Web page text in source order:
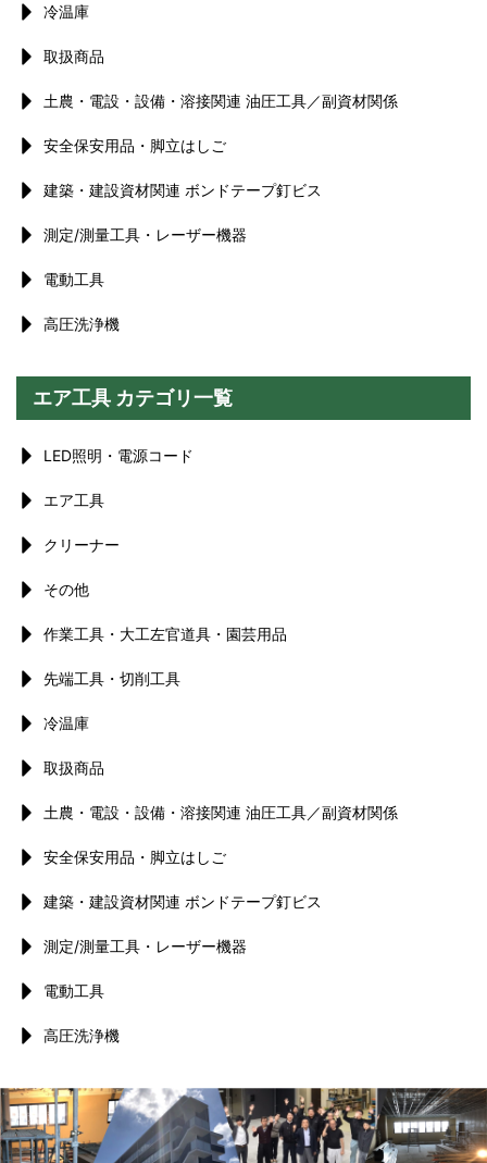
冷温庫
取扱商品
土農・電設・設備・溶接関連 油圧工具／副資材関係
安全保安用品・脚立はしご
建築・建設資材関連 ボンドテープ釘ビス
測定/測量工具・レーザー機器
電動工具
高圧洗浄機
エア工具 カテゴリ一覧
LED照明・電源コード
エア工具
クリーナー
その他
作業工具・大工左官道具・園芸用品
先端工具・切削工具
冷温庫
取扱商品
土農・電設・設備・溶接関連 油圧工具／副資材関係
安全保安用品・脚立はしご
建築・建設資材関連 ボンドテープ釘ビス
測定/測量工具・レーザー機器
電動工具
高圧洗浄機